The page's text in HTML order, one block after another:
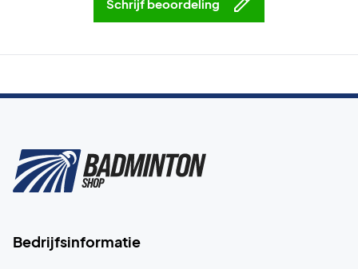
Schrijf beoordeling
Bedrijfsinformatie